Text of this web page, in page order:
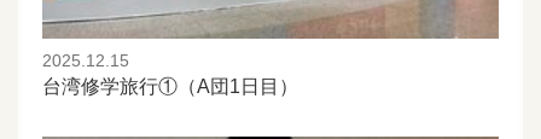
2025.12.15
台湾修学旅行①（A団1日目）